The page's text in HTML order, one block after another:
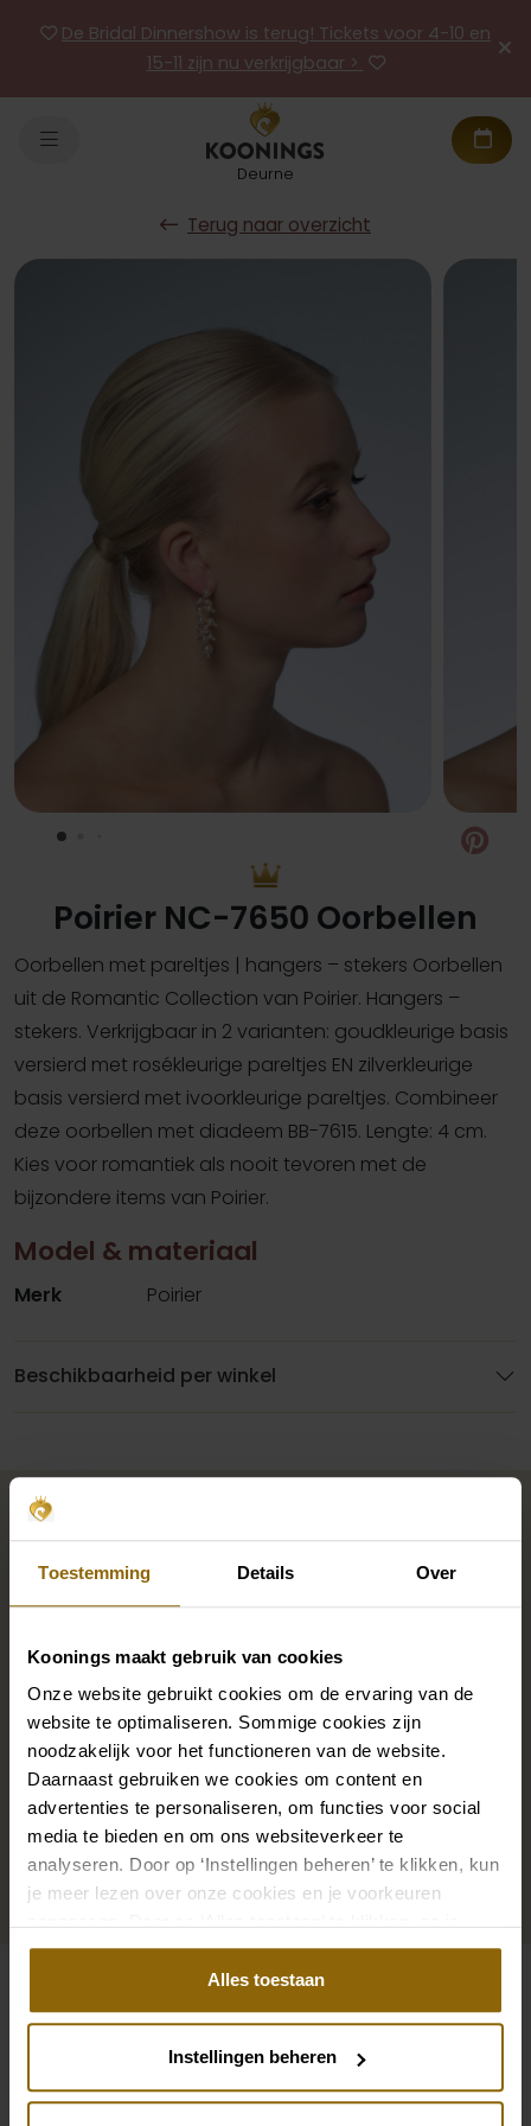
Toestemming Details Over
Koonings maakt gebruik van cookies
Onze website gebruikt cookies om de ervaring van de
website te optimaliseren. Sommige cookies zijn
noodzakelijk voor het functioneren van de website.
Daarnaast gebruiken we cookies om content en
advertenties te personaliseren, om functies voor social
media te bieden en om ons websiteverkeer te
analyseren. Door op ‘Instellingen beheren’ te klikken, kun
je meer lezen over onze cookies en je voorkeuren
akkoord met het gebruik van alle cookies.
Alles toestaan
Instellingen beheren
De Bridal Dinnershow is terug! Tickets voor 4-10 en
15-11 zijn nu verkrijgbaar >
Deurne
Terug naar overzicht
Poirier NC-7650 Oorbellen
Oorbellen met pareltjes | hangers – stekers Oorbellen
uit de Romantic Collection van Poirier. Hangers –
stekers. Verkrijgbaar in 2 varianten: goudkleurige basis
versierd met rosékleurige pareltjes EN zilverkleurige
basis versierd met ivoorkleurige pareltjes. Combineer
deze oorbellen met diadeem BB-7615. Lengte: 4 cm.
Kies voor romantiek als nooit tevoren met de
bijzondere items van Poirier.
Model & materiaal
Merk Poirier
Beschikbaarheid per winkel
Maak jouw bridallook
compleet
maar ook kettingen, armbanden en oorbellen die
precies bij je bruidsjurk passen of een prachtige sluier,
haarband of haarspeld voor je bruidskapsel: jouw
bruidslook is pas af met bijpassende accessoires. Met
onze grote accessoire winkel met accessoires voor
bruid en bruidegom vind je de perfecte match met
jouw jurk of trouwkostuum.
Bekijk ook eens
Poirier JE-75202 Oorbellen
Pinterest
Poirier JE-75214
Pinterest